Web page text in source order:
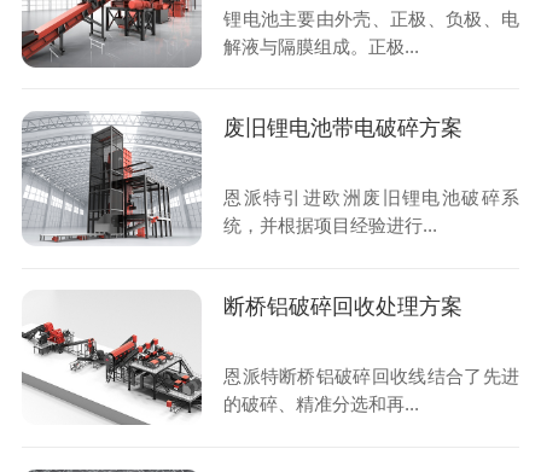
锂电池主要由外壳、正极、负极、电
解液与隔膜组成。正极...
废旧锂电池带电破碎方案
恩派特引进欧洲废旧锂电池破碎系
统，并根据项目经验进行...
断桥铝破碎回收处理方案
恩派特断桥铝破碎回收线结合了先进
的破碎、精准分选和再...